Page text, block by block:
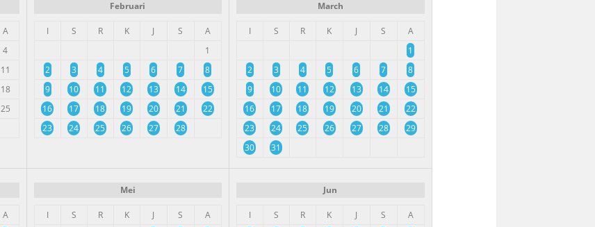
A
4
11
18
25
Februari
I S R K J S
A
1
2
3 4 5 6 7
8
9
10 11 12 13 14
15
16
17 18 19 20 21
22
23
24 25 26 27 28
March
I S R K J S
A
1
2
3 4 5 6 7
8
9
10 11 12 13 14
15
16
17 18 19 20 21
22
23
24 25 26 27 28
29
30
31
A
Mei
I S R K J S
A
Jun
I S R K J S
A